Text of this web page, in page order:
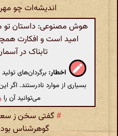
اندیشه‌ات چو
هوش مصنوعی: داستان تو
امید است و افکارت
تابناک در
اخطار: برگردان‌های
بسیاری از موارد نادرستند.
می‌توانید آن را
# گفتی سخن ز
گوهرشناس